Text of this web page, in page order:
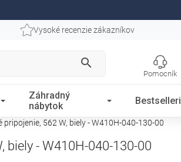
Vysoké recenzie zákazníkov
search
Pomocník
Záhradný
nábytok
Bestselleri
562 W, biely - W410H-040-130-00
biely - W410H-040-130-00